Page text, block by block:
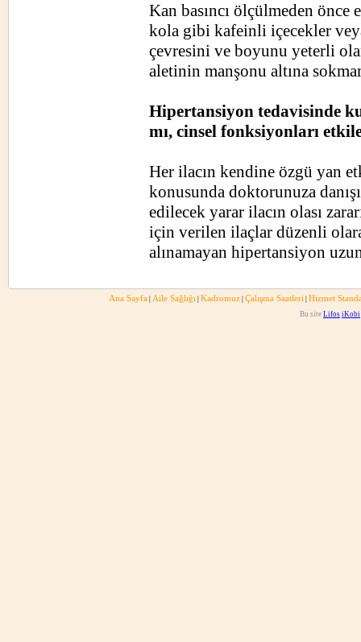
Kan basıncı ölçülmeden
kola gibi kafeinli içecekler
çevresini ve boyunu yeterli
aletinin manşonu altına
Hipertansiyon tedavisinde
mı, cinsel fonksiyonları
Her ilacın kendine özgü yan
konusunda doktorunuza
edilecek yarar ilacın olası
için verilen ilaçlar düzenli
alınamayan hipertansiyon
Ana Sayfa| Aile Sağlığı| Kadromuz| Çalışma Saatleri| Hizmet
Bu site Lifos iKobi